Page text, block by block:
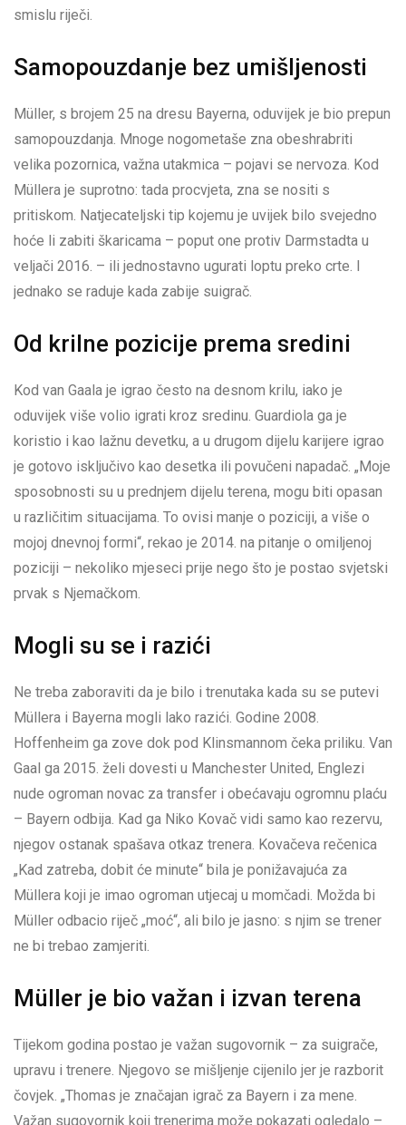
smislu riječi.
Samopouzdanje bez umišljenosti
Müller, s brojem 25 na dresu Bayerna, oduvijek je bio prepun
samopouzdanja. Mnoge nogometaše zna obeshrabriti
velika pozornica, važna utakmica – pojavi se nervoza. Kod
Müllera je suprotno: tada procvjeta, zna se nositi s
pritiskom. Natjecateljski tip kojemu je uvijek bilo svejedno
hoće li zabiti škaricama – poput one protiv Darmstadta u
veljači 2016. – ili jednostavno ugurati loptu preko crte. I
jednako se raduje kada zabije suigrač.
Od krilne pozicije prema sredini
Kod van Gaala je igrao često na desnom krilu, iako je
oduvijek više volio igrati kroz sredinu. Guardiola ga je
koristio i kao lažnu devetku, a u drugom dijelu karijere igrao
je gotovo isključivo kao desetka ili povučeni napadač. „Moje
sposobnosti su u prednjem dijelu terena, mogu biti opasan
u različitim situacijama. To ovisi manje o poziciji, a više o
mojoj dnevnoj formi“, rekao je 2014. na pitanje o omiljenoj
poziciji – nekoliko mjeseci prije nego što je postao svjetski
prvak s Njemačkom.
Mogli su se i razići
Ne treba zaboraviti da je bilo i trenutaka kada su se putevi
Müllera i Bayerna mogli lako razići. Godine 2008.
Hoffenheim ga zove dok pod Klinsmannom čeka priliku. Van
Gaal ga 2015. želi dovesti u Manchester United, Englezi
nude ogroman novac za transfer i obećavaju ogromnu plaću
– Bayern odbija. Kad ga Niko Kovač vidi samo kao rezervu,
njegov ostanak spašava otkaz trenera. Kovačeva rečenica
„Kad zatreba, dobit će minute“ bila je ponižavajuća za
Müllera koji je imao ogroman utjecaj u momčadi. Možda bi
Müller odbacio riječ „moć“, ali bilo je jasno: s njim se trener
ne bi trebao zamjeriti.
Müller je bio važan i izvan terena
Tijekom godina postao je važan sugovornik – za suigrače,
upravu i trenere. Njegovo se mišljenje cijenilo jer je razborit
čovjek. „Thomas je značajan igrač za Bayern i za mene.
Važan sugovornik koji trenerima može pokazati ogledalo –